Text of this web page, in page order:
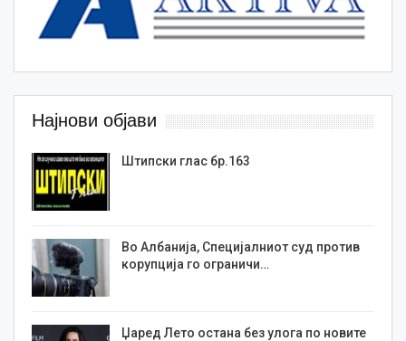
Најнови објави
Штипски глас бр.163
Во Албанија, Специјалниот суд против
корупција го ограничи…
Џаред Лето остана без улога по новите